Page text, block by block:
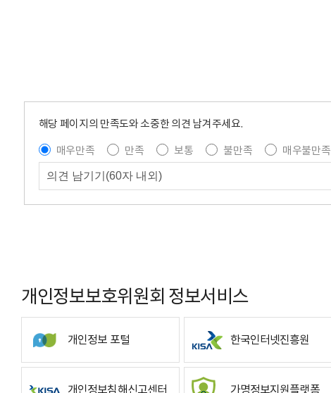
해당 페이지의 만족도와 소중한 의견 남겨주세요.
매우만족
만족 보통 불만족
매우불만족
개인정보보호위원회 정보서비스
개인정보 포털 한국인터넷진흥원
개인정보침해신고센터 가명정보지원플랫폼